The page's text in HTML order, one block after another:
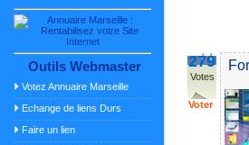
Outils Webmaster
Votez Annuaire Marseille
Echange de liens Durs
Faire un lien
279
Votes
Voter